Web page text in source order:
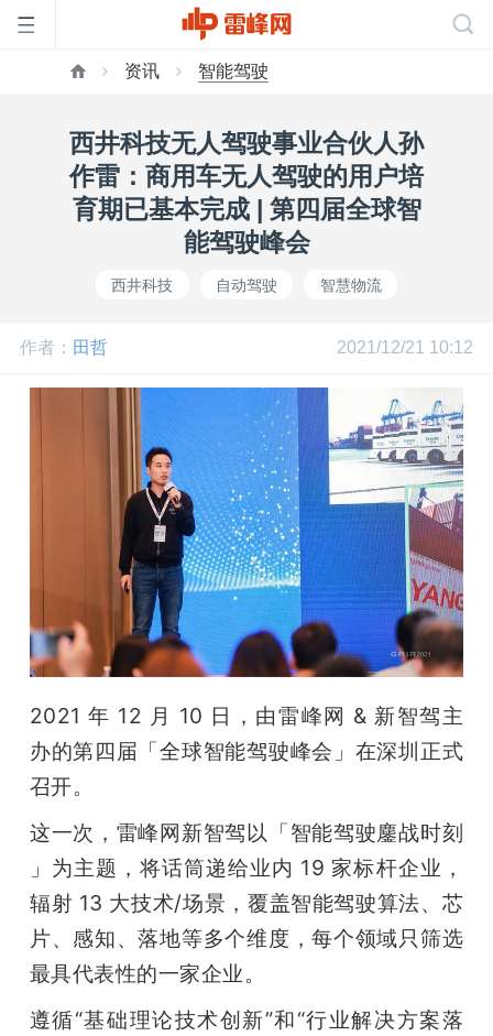
页
活
中
心
GAIR
题
资讯 智能驾驶
西井科技无人驾驶事业合伙人孙
作雷：商用车无人驾驶的用户培
育期已基本完成 | 第四届全球智
能驾驶峰会
西井科技 自动驾驶 智慧物流
作者： 田哲 2021/12/21 10:12
2021 年 12 月 10 日，由雷峰网 & 新智驾主
办的第四届「全球智能驾驶峰会」在深圳正式
召开。
这一次，雷峰网新智驾以「智能驾驶鏖战时刻
」为主题，将话筒递给业内 19 家标杆企业，
辐射 13 大技术/场景，覆盖智能驾驶算法、芯
片、感知、落地等多个维度，每个领域只筛选
最具代表性的一家企业。
遵循“基础理论技术创新”和“行业解决方案落